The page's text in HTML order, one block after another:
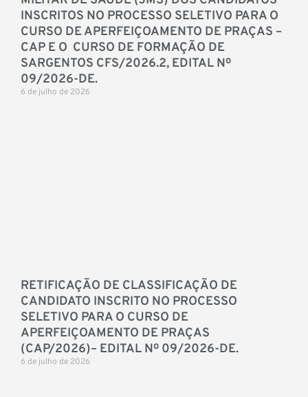
INSCRITOS NO PROCESSO SELETIVO PARA O
CURSO DE APERFEIÇOAMENTO DE PRAÇAS –
CAP E O CURSO DE FORMAÇÃO DE
SARGENTOS CFS/2026.2, EDITAL Nº
09/2026-DE.
6 de julho de 2026
RETIFICAÇÃO DE CLASSIFICAÇÃO DE
CANDIDATO INSCRITO NO PROCESSO
SELETIVO PARA O CURSO DE
APERFEIÇOAMENTO DE PRAÇAS
(CAP/2026)– EDITAL Nº 09/2026-DE.
6 de julho de 2026